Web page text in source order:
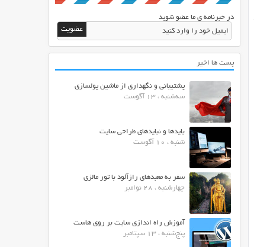
در خبرنامه ی ما عضو شوید
پست ها اخیر
پشتیبانی و نگهداری از ماشین پولسازی
سه‌شنبه ، 13 آگوست
بایدها و نبایدهای طراحی سایت
شنبه ، 10 آگوست
سفر به معبدهای رازآلود با تور مالزی
چهارشنبه ، 28 نوامبر
آموزش راه اندازی سایت بر روی هاست
پنج‌شنبه ، 13 سپتامبر